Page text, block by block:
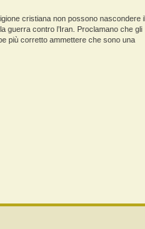
cristiana non possono nascondere il
guerra contro l’Iran. Proclamano che gli
più corretto ammettere che sono una